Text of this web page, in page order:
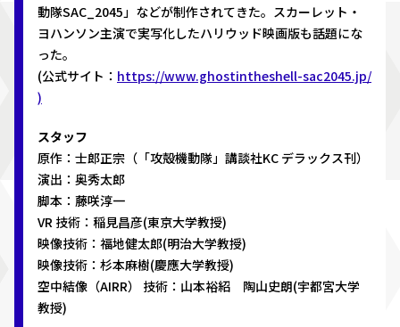
動隊SAC_2045」などが制作されてきた。スカーレット・
ヨハンソン主演で実写化したハリウッド映画版も話題にな
った。
(公式サイト： https://www.ghostintheshell-sac2045.jp/
)
スタッフ
原作：士郎正宗（「攻殻機動隊」講談社KC デラックス刊）
演出：奥秀太郎
脚本：藤咲淳一
VR 技術：稲見昌彦(東京大学教授)
映像技術：福地健太郎(明治大学教授)
映像技術：杉本麻樹(慶應大学教授)
空中結像（AIRR） 技術：山本裕紹 陶山史朗(宇都宮大学
教授)